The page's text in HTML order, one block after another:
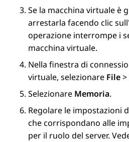
Se la macchina virtuale è
arrestarla facendo clic
operazione interrompe i
macchina virtuale.
Nella finestra di
virtuale, selezionare File>
Selezionare Memoria.
Regolare le impostazioni
che corrispondano alle
per il ruolo del server.